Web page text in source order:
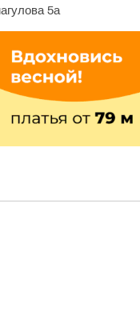
5а